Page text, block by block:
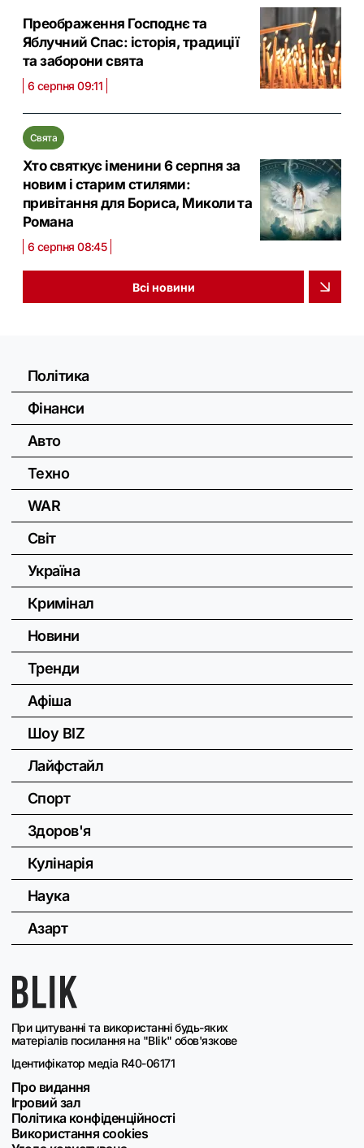
Преображення Господнє та
Яблучний Спас: історія, традиції
та заборони свята
6 серпня 09:11
Свята
Хто святкує іменини 6 серпня за
новим і старим стилями:
привітання для Бориса, Миколи та
Романа
6 серпня 08:45
Всі новини
При цитуванні та використанні будь-яких
матеріалів посилання на "Blik" обов'язкове
Ідентифікатор медіа R40-06171
Про видання
Ігровий зал
Політика конфіденційності
Використання cookies
Політика
Фінанси
Авто
Техно
WAR
Світ
Україна
Кримінал
Новини
Тренди
Афіша
Шоу BIZ
Лайфстайл
Спорт
Здоров'я
Кулінарія
Наука
Азарт